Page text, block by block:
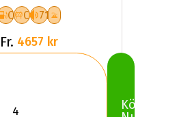
C C 71
Fr. 4657 kr
Köp